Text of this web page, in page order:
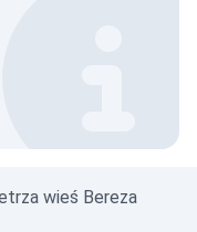
wieś Bereza